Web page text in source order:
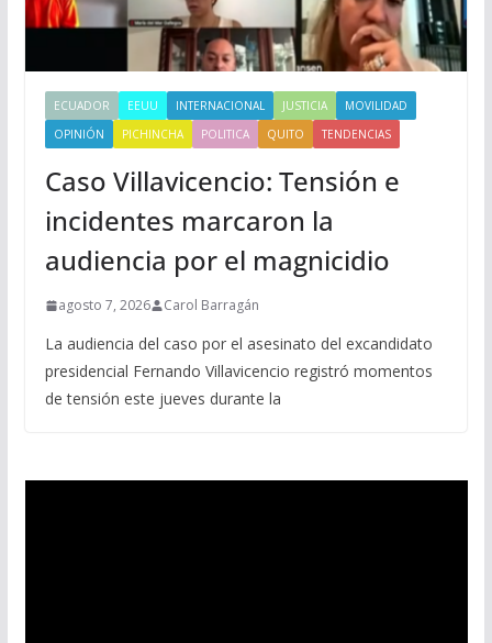
ECUADOR EEUU INTERNACIONAL JUSTICIA
MOVILIDAD
OPINIÓN
PICHINCHA POLITICA QUITO TENDENCIAS
Caso Villavicencio: Tensión e
incidentes marcaron la
audiencia por el magnicidio
agosto 7, 2026 Carol Barragán
La audiencia del caso por el asesinato del excandidato
presidencial Fernando Villavicencio registró momentos
de tensión este jueves durante la